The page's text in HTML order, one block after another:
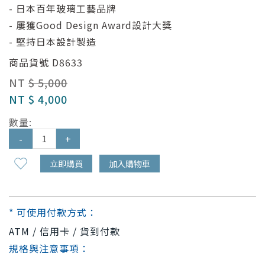
- 日本百年玻璃工藝品牌
- 屢獲Good Design Award設計大獎
- 堅持日本設計製造
商品貨號 D8633
NT $ 5,000
NT $ 4,000
數量:
-
+
立即購買 加入購物車
* 可使用付款方式：
ATM / 信用卡 / 貨到付款
規格與注意事項：